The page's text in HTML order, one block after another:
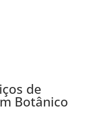
de
Botânico